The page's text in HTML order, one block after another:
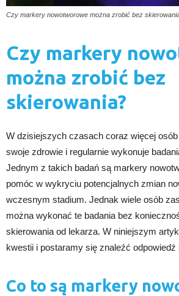
Czy markery nowotworowe można zrobić bez
Czy markery
można zrobić bez
skierowania?
W dzisiejszych czasach coraz więcej
swoje zdrowie i regularnie wykonuje
Jednym z takich badań są markery
pomóc w wykryciu potencjalnych zmian
wczesnym stadium. Jednak wiele osób
można wykonać te badania bez
skierowania od lekarza. W niniejszym
kwestii i postaramy się znaleźć odpowiedź
Co to są markery